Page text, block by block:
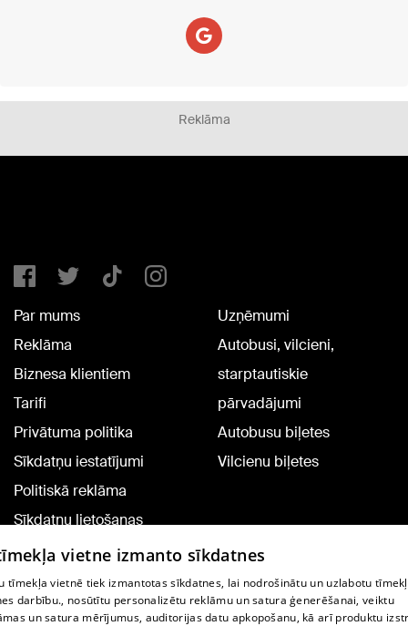
Reklāma
Par mums
Reklāma
Biznesa klientiem
Tarifi
Privātuma politika
Sīkdatņu iestatījumi
Politiskā reklāma
Sīkdatņu lietošanas
noteikumi
Komentāru pievienošana
Uzņēmumi
Autobusi, vilcieni,
starptautiskie
pārvadājumi
Autobusu biļetes
Vilcienu biļetes
TV programma
vietne izmanto sīkdatnes
tīmekļa vietnē tiek izmantotas sīkdatnes, lai nodrošinātu un uzlabotu
darbību., nosūtītu personalizētu reklāmu un satura ģenerēšanai, veiktu
un satura mērījumus, auditorijas datu apkopošanu, kā arī produktu